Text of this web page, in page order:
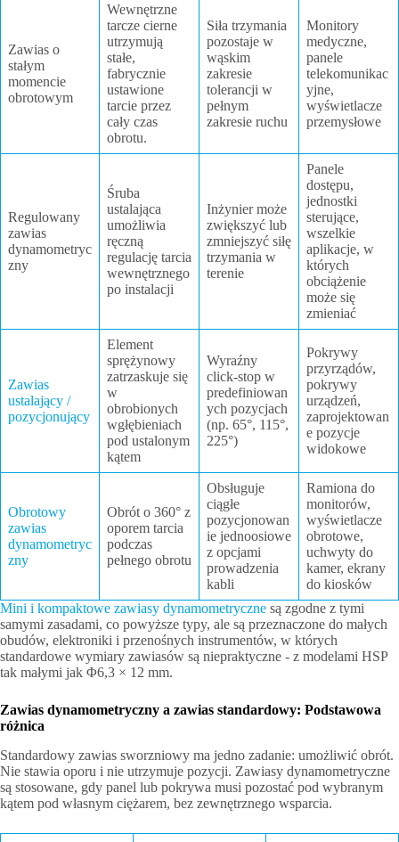
Zawias o
stałym
momencie
obrotowym
Wewnętrzne
tarcze cierne
utrzymują
stałe,
fabrycznie
ustawione
tarcie przez
cały czas
obrotu.
Siła trzymania
pozostaje w
wąskim
zakresie
tolerancji w
pełnym
zakresie ruchu
Monitory
medyczne,
panele
telekomunikac
yjne,
wyświetlacze
przemysłowe
Regulowany
zawias
dynamometryc
zny
Śruba
ustalająca
umożliwia
ręczną
regulację tarcia
wewnętrznego
po instalacji
Inżynier może
zwiększyć lub
zmniejszyć siłę
trzymania w
terenie
Panele
dostępu,
jednostki
sterujące,
wszelkie
aplikacje, w
których
obciążenie
może się
zmieniać
Zawias
ustalający /
pozycjonujący
Element
sprężynowy
zatrzaskuje się
w
obrobionych
wgłębieniach
pod ustalonym
kątem
Wyraźny
click-stop w
predefiniowan
ych pozycjach
(np. 65°, 115°,
225°)
Pokrywy
przyrządów,
pokrywy
urządzeń,
zaprojektowan
e pozycje
widokowe
Obrotowy
zawias
dynamometryc
zny
Obrót o 360° z
oporem tarcia
podczas
pełnego obrotu
Obsługuje
ciągłe
pozycjonowan
ie jednoosiowe
z opcjami
prowadzenia
kabli
Ramiona do
monitorów,
wyświetlacze
obrotowe,
uchwyty do
kamer, ekrany
do kiosków
Mini i kompaktowe zawiasy dynamometryczne są zgodne z tymi
samymi zasadami, co powyższe typy, ale są przeznaczone do małych
obudów, elektroniki i przenośnych instrumentów, w których
standardowe wymiary zawiasów są niepraktyczne - z modelami HSP
tak małymi jak Φ6,3 × 12 mm.
Zawias dynamometryczny a zawias standardowy: Podstawowa
różnica
Standardowy zawias sworzniowy ma jedno zadanie: umożliwić obrót.
Nie stawia oporu i nie utrzymuje pozycji. Zawiasy dynamometryczne
są stosowane, gdy panel lub pokrywa musi pozostać pod wybranym
kątem pod własnym ciężarem, bez zewnętrznego wsparcia.